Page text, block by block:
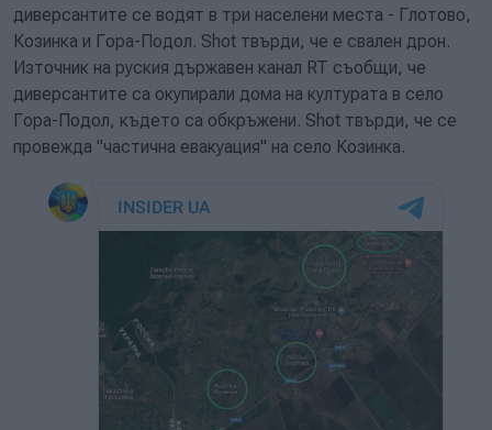
диверсантите се водят в три населени места - Глотово,
Козинка и Гора-Подол. Shot твърди, че е свален дрон.
Източник на руския държавен канал RT съобщи, че
диверсантите са окупирали дома на културата в село
Гора-Подол, където са обкръжени. Shot твърди, че се
провежда "частична евакуация" на село Козинка.